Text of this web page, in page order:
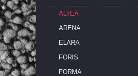
ALTEA
ARENA
ELARA
FORIS
FORMA